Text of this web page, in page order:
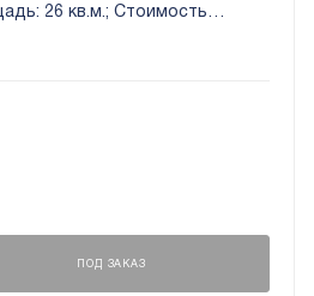
26 кв.м.; Стоимость
ПОД ЗАКАЗ